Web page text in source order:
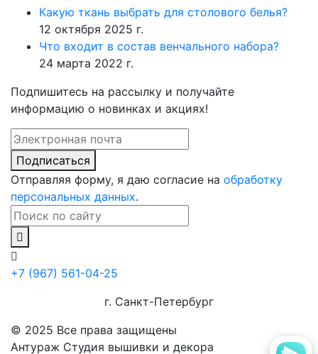
Какую ткань выбрать для столового белья?
12 октября 2025 г.
Что входит в состав венчального набора?
24 марта 2022 г.
Подпишитесь на рассылку и получайте
информацию о новинках и акциях!
Подписаться
Отправляя форму, я даю согласие на обработку
персональных данных.
+7 (967) 561-04-25
г. Санкт-Петербург
© 2025 Все права защищены
Антураж Студия вышивки и декора